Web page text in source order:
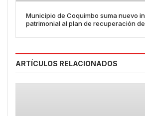
Municipio de Coquimbo suma nuevo
patrimonial al plan de recuperación
ARTÍCULOS RELACIONADOS